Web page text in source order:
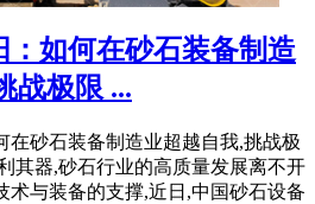
：如何在砂石装备制造
战极限 ...
在砂石装备制造业超越自我,挑战极
其器,砂石行业的高质量发展离不开
术与装备的支撑,近日,中国砂石设备